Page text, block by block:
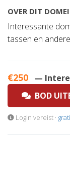
OVER DIT
Interessante
tassen en
€250 —
BOD
Login vereist ·